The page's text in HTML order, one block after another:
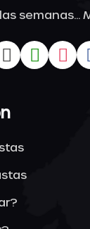
semanas...